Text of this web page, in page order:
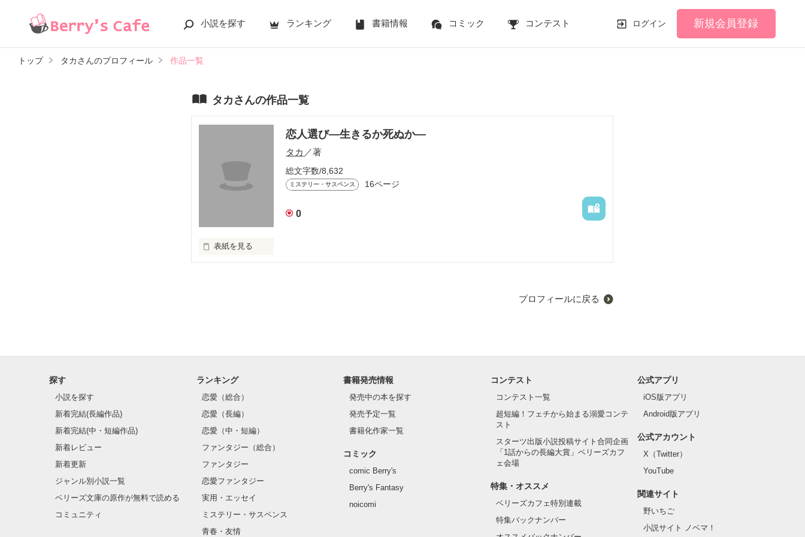
小説を探す ランキング 書籍情報 コミック コンテスト ログイン 新規会員登録
トップ タカさんのプロフィール 作品一覧
タカさんの作品一覧
恋人選び―生きるか死ぬか―
タカ ／著
総文字数/8,632
ミステリー・サスペンス 16ページ
0
表紙を見る
恐怖の恋愛ゲームが始まる――
作品を読む
プロフィールに戻る
探す
小説を探す
新着完結(長編作品)
新着完結(中・短編作品)
新着レビュー
新着更新
ジャンル別小説一覧
ベリーズ文庫の原作が無料で読める
コミュニティ
ランキング
恋愛（総合）
恋愛（長編）
恋愛（中・短編）
ファンタジー（総合）
ファンタジー
恋愛ファンタジー
実用・エッセイ
ミステリー・サスペンス
青春・友情
書籍発売情報
発売中の本を探す
発売予定一覧
書籍化作家一覧
コミック
comic Berry's
Berry's Fantasy
noicomi
コンテスト
コンテスト一覧
超短編！フェチから始まる溺愛コンテ
スト
スターツ出版小説投稿サイト合同企画
「1話からの長編大賞」ベリーズカフ
ェ会場
特集・オススメ
ベリーズカフェ特別連載
特集バックナンバー
公式アプリ
iOS版アプリ
Android版アプリ
公式アカウント
X（Twitter）
YouTube
関連サイト
野いちご
小説サイト ノベマ！